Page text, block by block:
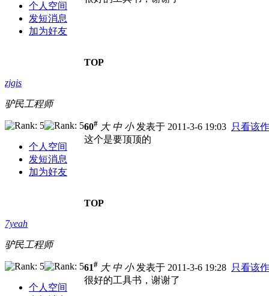
个人空间
发短消息
加为好友
TOP
zjgis
驴民工程师
个人空间
发短消息
加为好友
60# 大 中 小发表于 2011-3-6 19:03 只看该
这个是要顶顶的
TOP
7yeah
驴民工程师
个人空间
61# 大 中 小发表于 2011-3-6 19:28 只看该
很好的工具书，谢谢了